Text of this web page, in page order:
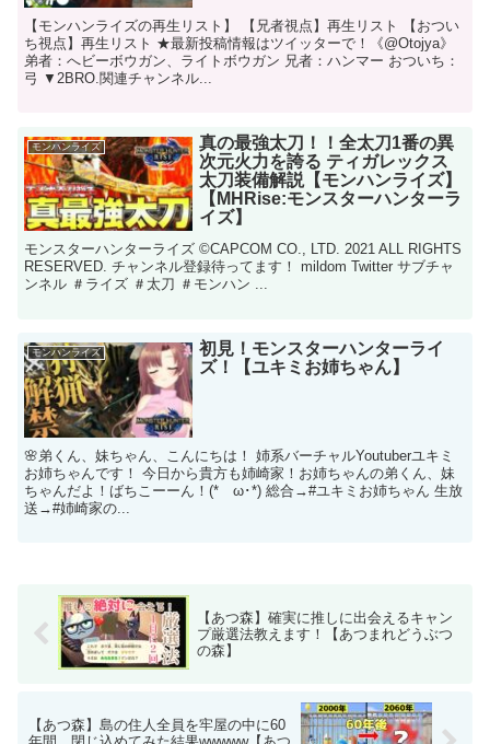
【モンハンライズの再生リスト】 【兄者視点】再生リスト 【おつい
ち視点】再生リスト ★最新投稿情報はツイッターで！《@Otojya》
弟者：へビーボウガン、ライトボウガン 兄者：ハンマー おついち：
弓 ▼2BRO.関連チャンネル...
モンハンライズ
真の最強太刀！！全太刀1番の異
次元火力を誇る ティガレックス
太刀装備解説【モンハンライズ】
【MHRise:モンスターハンターラ
イズ】
モンスターハンターライズ ©CAPCOM CO., LTD. 2021 ALL RIGHTS
RESERVED. チャンネル登録待ってます！ mildom Twitter サブチャ
ンネル ＃ライズ ＃太刀 ＃モンハン ...
モンハンライズ
初見！モンスターハンターライ
ズ！【ユキミお姉ちゃん】
🌸弟くん、妹ちゃん、こんにちは！ 姉系バーチャルYoutuberユキミ
お姉ちゃんです！ 今日から貴方も姉崎家！お姉ちゃんの弟くん、妹
ちゃんだよ！ばちこーーん！(*ゝω･*) 総合→#ユキミお姉ちゃん 生放
送→#姉崎家の...
【あつ森】確実に推しに出会えるキャン
プ厳選法教えます！【あつまれどうぶつ
の森】
【あつ森】島の住人全員を牢屋の中に60